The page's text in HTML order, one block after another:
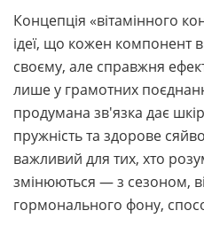
Концепція «вітамінного
ідеї, що кожен компонент
своєму, але справжня
лише у грамотних
продумана зв'язка дає шкірі
пружність та здорове
важливий для тих, хто
змінюються — з сезоном,
гормонального фону,